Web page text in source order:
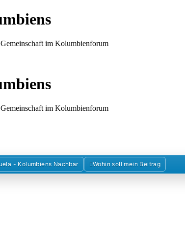
im Kolumbienforum
im Kolumbienforum
- Kolumbiens Nachbar Wohin soll mein Beitrag